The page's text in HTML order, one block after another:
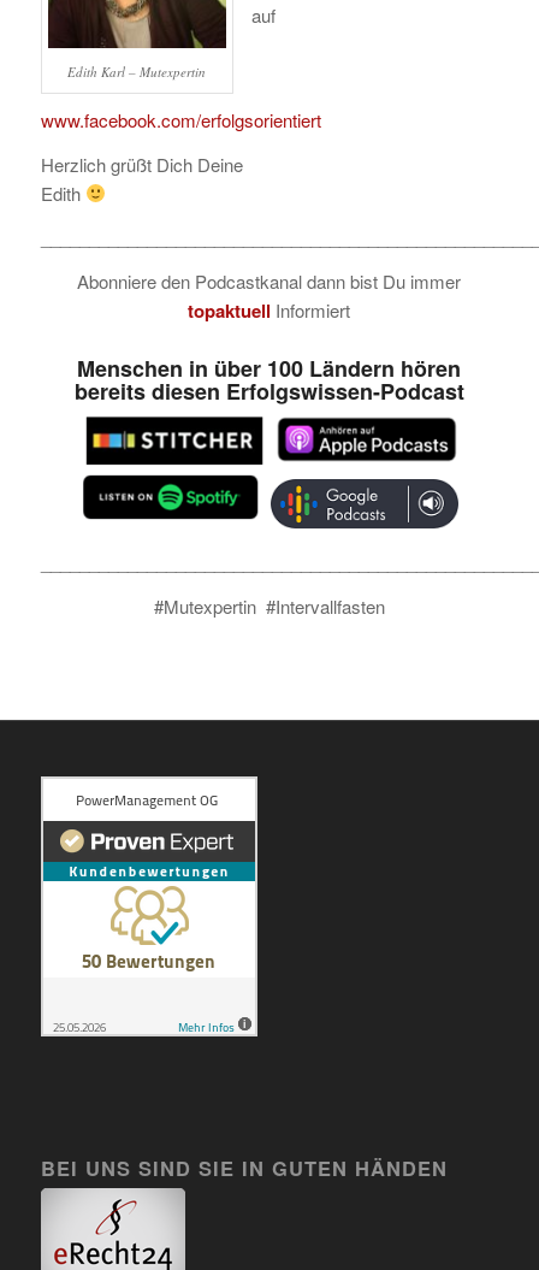
Edith Karl – Mutexpertin
auf
www.facebook.com/erfolgsorientiert
Herzlich grüßt Dich Deine
Edith
Abonniere den Podcastkanal dann bist Du immer
topaktuell Informiert
Menschen in über 100 Ländern hören
bereits diesen Erfolgswissen-Podcast
#Mutexpertin #Intervallfasten
BEI UNS SIND SIE IN GUTEN HÄNDEN